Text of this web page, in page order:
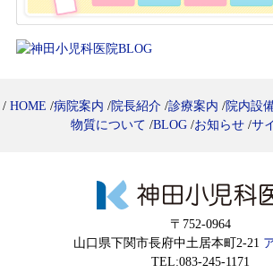
/ HOME /病院案内 /院長紹介/診療案内 /院内設
物質について /BLOG /お知らせ /サ
〒752-0964
山口県下関市長府中土居本町2-21
TEL:083-245-1171